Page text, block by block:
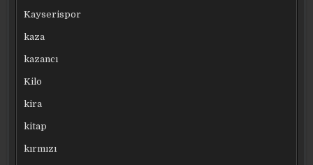
Kayserispor
kaza
kazancı
Kilo
kira
kitap
kırmızı